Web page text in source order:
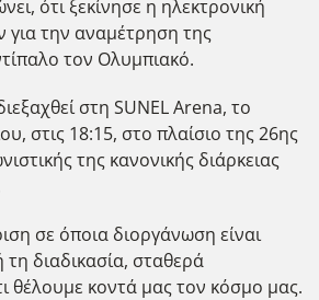
ότι ξεκίνησε η ηλεκτρονική
για την αναμέτρηση της
τον Ολυμπιακό.
στη SUNEL Arena, το
στις 18:15, στο πλαίσιο της 26ης
της κανονικής διάρκειας
σε όποια διοργάνωση είναι
τη διαδικασία, σταθερά
θέλουμε κοντά μας τον κόσμο μας.